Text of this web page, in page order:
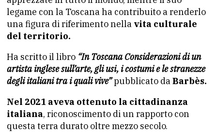
legame con la Toscana ha contribuito a renderlo
una figura di riferimento nella vita culturale
del territorio.
Ha scritto il libro “In Toscana Considerazioni di un
artista inglese sull’arte, gli usi, i costumi e le stranezze
degli italiani tra i quali vive”pubblicato daBarbès.
Nel 2021 aveva ottenuto la cittadinanza
italiana, riconoscimento di un rapporto con
questa terra durato oltre mezzo secolo.